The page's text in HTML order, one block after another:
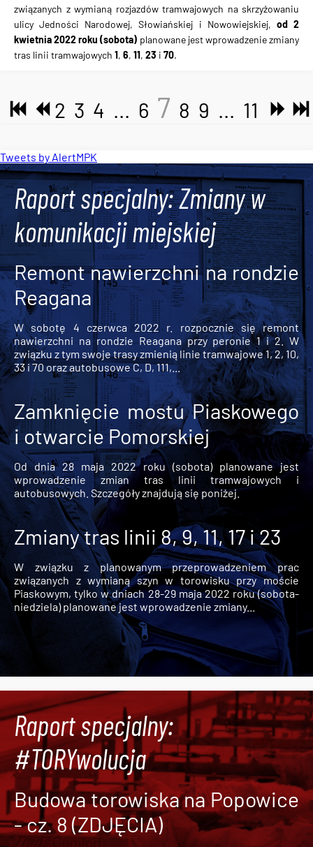
związanych z wymianą rozjazdów tramwajowych na skrzyżowaniu
ulicy Jedności Narodowej, Słowiańskiej i Nowowiejskiej, od 2
kwietnia 2022 roku (sobota) planowane jest wprowadzenie zmiany
tras linii tramwajowych 1, 6, 11, 23 i 70.
2 3 4 ... 6 7 8 9 ... 11
Tweets by AlertMPK
Raport specjalny: Zmiany w
komunikacji miejskiej
Remont nawierzchni na rondzie
Reagana
W sobotę 4 czerwca 2022 r. rozpocznie się remont
nawierzchni na rondzie Reagana przy peronie 1 i 2. W
związku z tym swoje trasy zmienią linie tramwajowe 1, 2, 10,
33 i 70 oraz autobusowe C, D, 111,...
Zamknięcie mostu Piaskowego
i otwarcie Pomorskiej
Od dnia 28 maja 2022 roku (sobota) planowane jest
wprowadzenie zmian tras linii tramwajowych i
autobusowych. Szczegóły znajdują się poniżej.
Zmiany tras linii 8, 9, 11, 17 i 23
W związku z planowanym przeprowadzeniem prac
związanych z wymianą szyn w torowisku przy moście
Piaskowym, tylko w dniach 28-29 maja 2022 roku (sobota-
niedziela) planowane jest wprowadzenie zmiany...
Raport specjalny:
#TORYwolucja
Budowa torowiska na Popowice
- cz. 8 (ZDJĘCIA)